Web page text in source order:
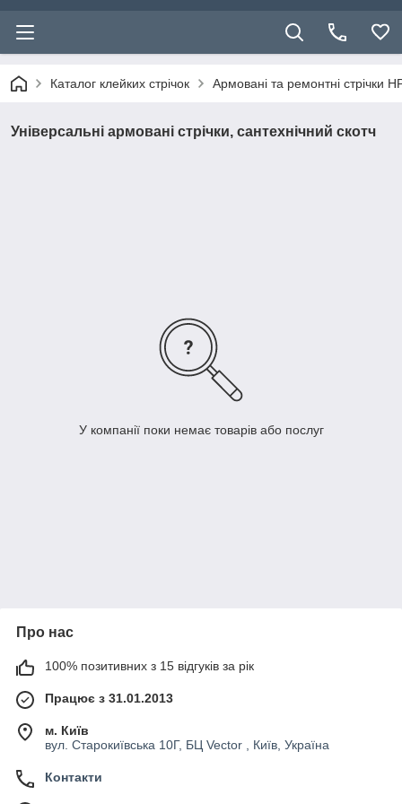
Каталог клейких стрічок Армовані та ремонтні стрічки
Універсальні армовані стрічки, сантехнічний скотч
У компанії поки немає товарів або послуг
Про нас
100% позитивних з 15 відгуків за рік
Працює з 31.01.2013
м. Київ
вул. Старокиївська 10Г, БЦ Vector , Київ, Україна
Контакти